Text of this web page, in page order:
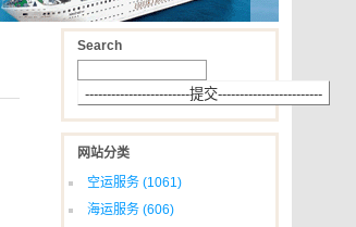
Search
网站分类
空运服务 (1061)
海运服务 (606)